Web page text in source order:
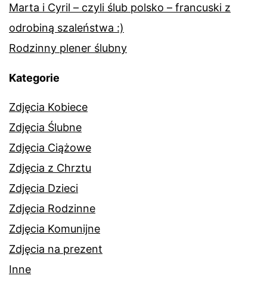
Marta i Cyril – czyli ślub polsko – francuski z
odrobiną szaleństwa :)
Rodzinny plener ślubny
Kategorie
Zdjęcia Kobiece
Zdjęcia Ślubne
Zdjęcia Ciążowe
Zdjęcia z Chrztu
Zdjęcia Dzieci
Zdjęcia Rodzinne
Zdjęcia Komunijne
Zdjęcia na prezent
Inne